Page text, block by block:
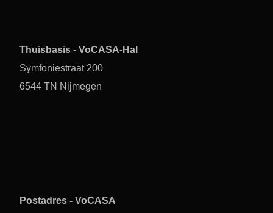
Thuisbasis - VoCASA-Hal
Symfoniestraat 200
6544 TN Nijmegen
Postadres - VoCASA